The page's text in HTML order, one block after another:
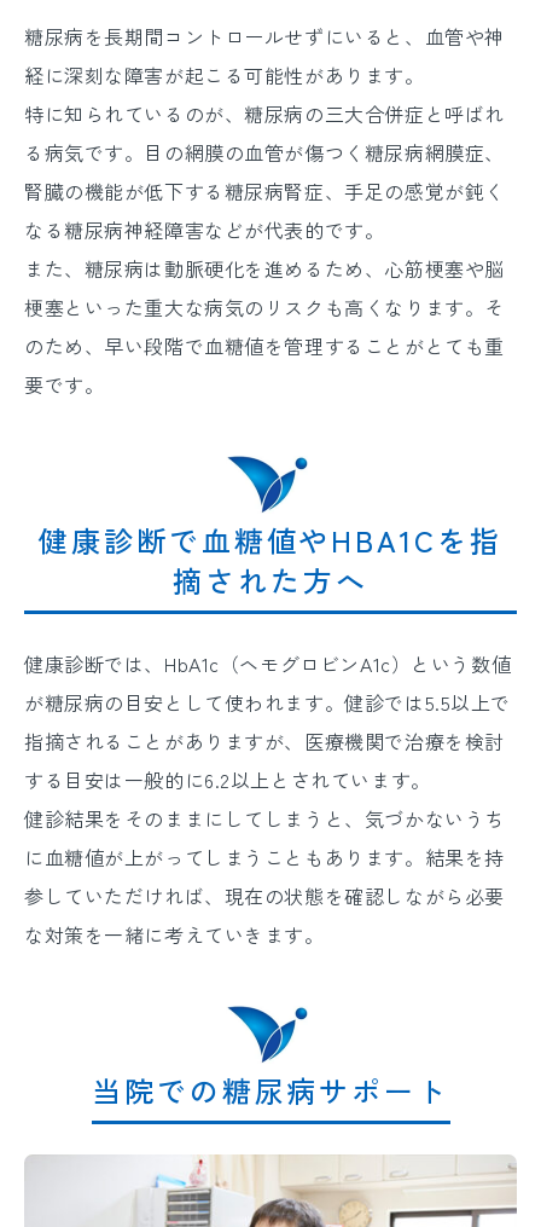
糖尿病を長期間コントロールせずにいると、血管や神
経に深刻な障害が起こる可能性があります。
特に知られているのが、糖尿病の三大合併症と呼ばれ
る病気です。目の網膜の血管が傷つく糖尿病網膜症、
腎臓の機能が低下する糖尿病腎症、手足の感覚が鈍く
なる糖尿病神経障害などが代表的です。
また、糖尿病は動脈硬化を進めるため、心筋梗塞や脳
梗塞といった重大な病気のリスクも高くなります。そ
のため、早い段階で血糖値を管理することがとても重
要です。
健康診断で血糖値やHBA1Cを指
摘された方へ
健康診断では、HbA1c（ヘモグロビンA1c）という数値
が糖尿病の目安として使われます。健診では5.5以上で
指摘されることがありますが、医療機関で治療を検討
する目安は一般的に6.2以上とされています。
健診結果をそのままにしてしまうと、気づかないうち
に血糖値が上がってしまうこともあります。結果を持
参していただければ、現在の状態を確認しながら必要
な対策を一緒に考えていきます。
当院での糖尿病サポート